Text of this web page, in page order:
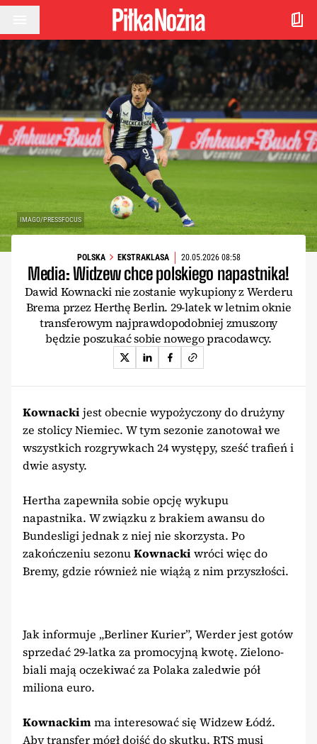
Przejdź do treści
IMAGO/PRESSFOCUS
POLSKA EKSTRAKLASA 20.05.2026 08:58
Media: Widzew chce polskiego napastnika!
Dawid Kownacki nie zostanie wykupiony z Werderu
Brema przez Herthę Berlin. 29-latek w letnim oknie
transferowym najprawdopodobniej zmuszony
będzie poszukać sobie nowego pracodawcy.
Kownacki jest obecnie wypożyczony do drużyny
ze stolicy Niemiec. W tym sezonie zanotował we
wszystkich rozgrywkach 24 występy, sześć trafień i
dwie asysty.
Hertha zapewniła sobie opcję wykupu
napastnika. W związku z brakiem awansu do
Bundesligi jednak z niej nie skorzysta. Po
zakończeniu sezonuKownacki wróci więc do
Bremy, gdzie również nie wiążą z nim przyszłości.
Jak informuje „Berliner Kurier”, Werder jest gotów
sprzedać 29-latka za promocyjną kwotę. Zielono-
biali mają oczekiwać za Polaka zaledwie pół
miliona euro.
Kownackimma interesować się Widzew Łódź.
Aby transfer mógł dojść do skutku, RTS musi